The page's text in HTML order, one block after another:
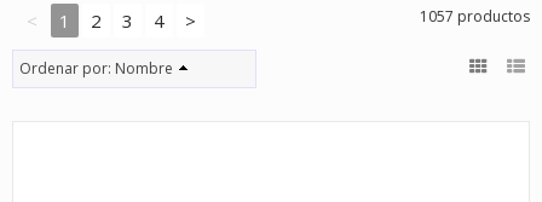
< 1 2 3 4 > 1057 productos
Ordenar por: Nombre